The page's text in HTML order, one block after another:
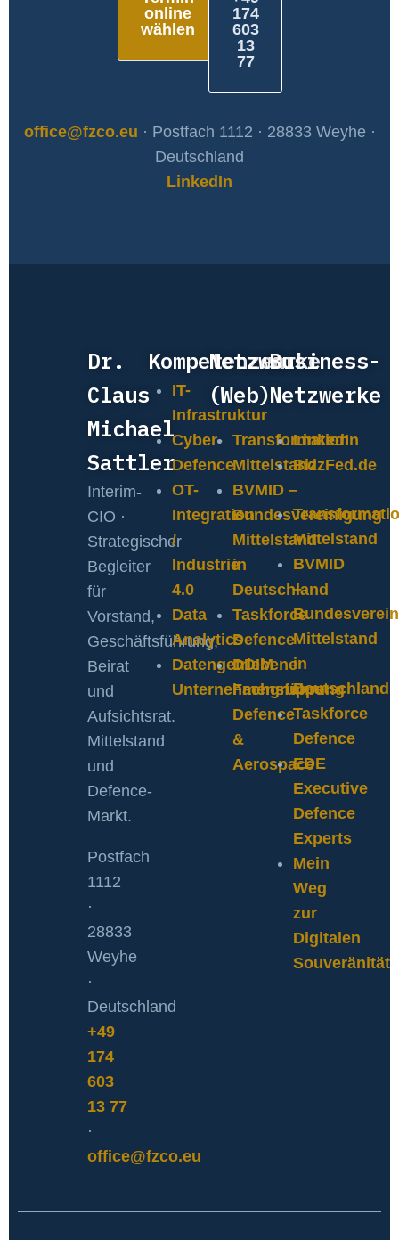
online
wählen
174
603
13
77
office@fzco.eu · Postfach 1112 · 28833 Weyhe ·
Deutschland
LinkedIn
Dr.
Claus
Michael
Sattler
Interim-
CIO ·
Strategischer
Begleiter
für
Vorstand,
Geschäftsführung,
Beirat
und
Aufsichtsrat.
Mittelstand
und
Defence-
Markt.
Postfach
1112
·
28833
Weyhe
·
Deutschland
+49
174
603
13 77
·
office@fzco.eu
Kompetenzen
IT-
Infrastruktur
Cyber-
Defence
OT-
Integration
/
Industrie
4.0
Data
Analytics
Datengetriebene
Unternehmensführung
Netzwerke
(Web)
Transformation
Mittelstand
BVMID –
Bundesvereinigung
Mittelstand
in
Deutschland
Taskforce
Defence
DDIM
Fachgruppe
Defence
&
Aerospace
Business-
Netzwerke
LinkedIn
BizzFed.de
Mittelstand
BVMID
–
Mittelstand
in
Deutschland
Taskforce
Defence
EDE
Executive
Defence
Experts
Mein
Weg
zur
Digitalen
Souveränität